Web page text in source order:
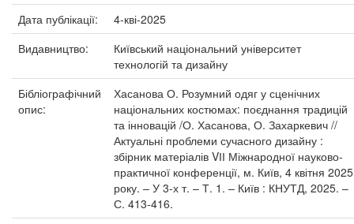
Дата публікації:
4-кві-2025
Видавництво:
Київський національний університет
технологій та дизайну
Бібліографічний
опис:
Хасанова О. Розумний одяг у сценічних
національних костюмах: поєднання традицій
та інновацій /О. Хасанова, О. Захаркевич //
Актуальні проблеми сучасного дизайну :
збірник матеріалів VІІ Міжнародної науково-
практичної конференції, м. Київ, 4 квітня 2025
року. – У 3-х т. – Т. 1. – Київ : КНУТД, 2025. –
С. 413-416.